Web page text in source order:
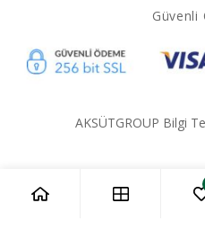
Güvenli
AKSÜTGROUP Bilgi